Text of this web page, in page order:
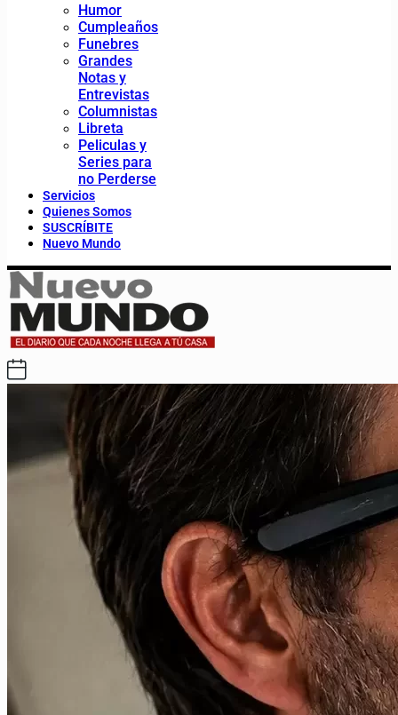
Humor
Cumpleaños
Funebres
Grandes
Notas y
Entrevistas
Columnistas
Libreta
Peliculas y
Series para
no Perderse
Servicios
Quienes Somos
SUSCRÍBITE
Nuevo Mundo